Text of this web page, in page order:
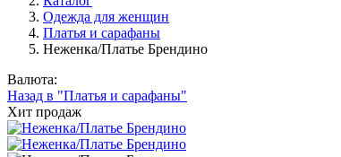
Одежда для женщин
Платья и сарафаны
Неженка/Платье Брендино
Валюта:
Назад в "Платья и сарафаны"
Хит продаж